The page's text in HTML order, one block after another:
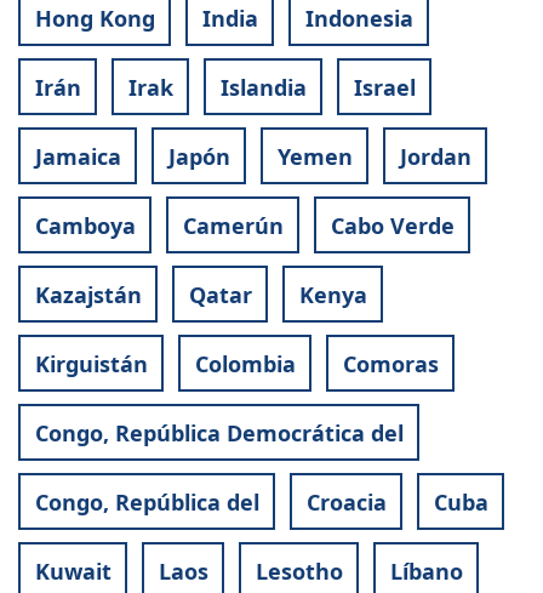
Hong Kong India Indonesia
Irán Irak Islandia Israel
Jamaica Japón Yemen Jordan
Camboya Camerún Cabo Verde
Kazajstán Qatar Kenya
Kirguistán Colombia Comoras
Congo, República Democrática del
Congo, República del Croacia Cuba
Kuwait Laos Lesotho Líbano